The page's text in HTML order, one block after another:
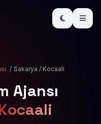
/ Sakarya / Kocaali
Ajansı